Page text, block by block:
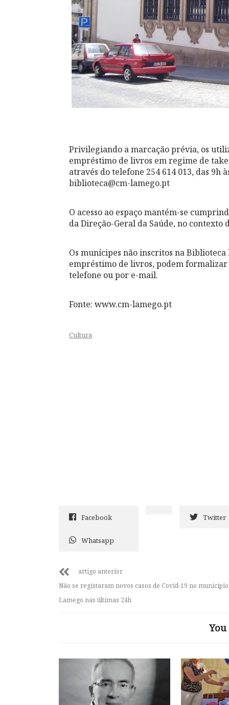
Privilegiando a marcação prévia, os
empréstimo de livros em regime de
através do telefone 254 614 013, das 9h
biblioteca@cm-lamego.pt
O acesso ao espaço mantém-se
da Direção-Geral da Saúde, no contexto
Os munícipes não inscritos na
empréstimo de livros, podem formalizar
telefone ou por e-mail.
Fonte: www.cm-lamego.pt
Cultura
Facebook Twitter
Whatsapp
artigo anterior
Não se registaram novos casos de Covid-19 no
Lamego nas últimas 24h